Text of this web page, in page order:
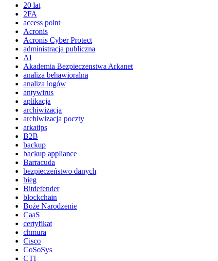
20 lat
2FA
access point
Acronis
Acronis Cyber Protect
administracja publiczna
AI
Akademia Bezpieczenstwa Arkanet
analiza behawioralna
analiza logów
antywirus
aplikacja
archiwizacja
archiwizacja poczty
arkatips
B2B
backup
backup appliance
Barracuda
bezpieczeństwo danych
bieg
Bitdefender
blockchain
Boże Narodzenie
CaaS
certyfikat
chmura
Cisco
CoSoSys
CTI